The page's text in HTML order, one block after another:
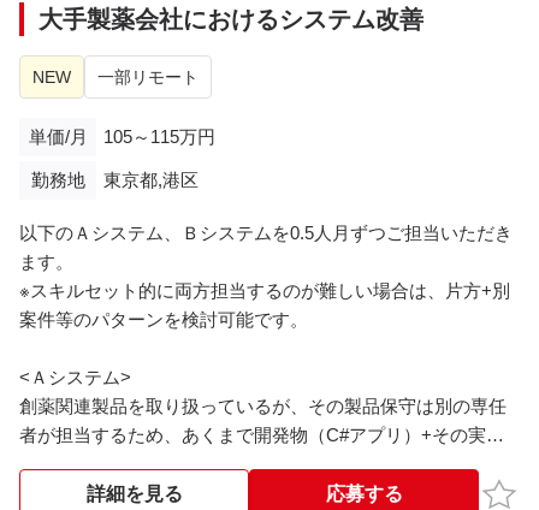
大手製薬会社におけるシステム改善
NEW 一部リモート
単価/月 105～115万円
勤務地 東京都,港区
以下のＡシステム、Ｂシステムを0.5人月ずつご担当いただき
ます。
※スキルセット的に両方担当するのが難しい場合は、片方+別
案件等のパターンを検討可能です。
<Ａシステム>
創薬関連製品を取り扱っているが、その製品保守は別の専任
者が担当するため、あくまで開発物（C#アプリ）+その実行
改修要望が多数あり、大きな改修については別のPJとして継
詳細を見る 応募する お気